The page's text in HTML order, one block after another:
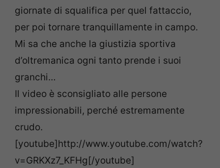
giornate di squalifica per quel fattaccio,
per poi tornare tranquillamente in campo.
Mi sa che anche la giustizia sportiva
d’oltremanica ogni tanto prende i suoi
granchi…
Il video è sconsigliato alle persone
impressionabili, perché estremamente
crudo.
[youtube]http://www.youtube.com/watch?
v=GRKXz7_KFHg[/youtube]